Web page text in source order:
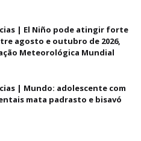
| El Niño pode atingir forte
agosto e outubro de 2026,
Meteorológica Mundial
| Mundo: adolescente com
mata padrasto e bisavó